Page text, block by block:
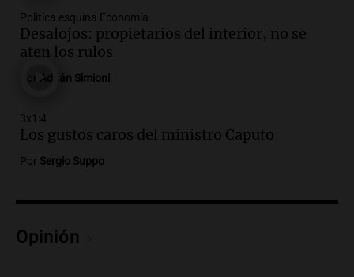
Episodios
Audio.Trágico siniestro vial en Salta:
circunvalación Oeste
Audio.La justicia reconoce el COVID
como enfermedad laboral tras el
Audio.
Santa Fe: se trataría de un hombre
Política esquina Economía
Desalojos: propietarios del interior, no se
aten los rulos
Adrián Simioni
3x1:4
Los gustos caros del ministro Caputo
Por Sergio Suppo
Opinión